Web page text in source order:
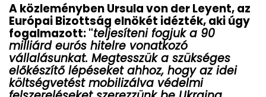
A közleményben Ursula von der Leyent, az
Európai Bizottság elnökét idézték, aki úgy
fogalmazott: "teljesíteni fogjuk a 90
milliárd eurós hitelre vonatkozó
vállalásunkat. Megtesszük a szükséges
előkészítő lépéseket ahhoz, hogy az idei
költségvetést mobilizálva védelmi